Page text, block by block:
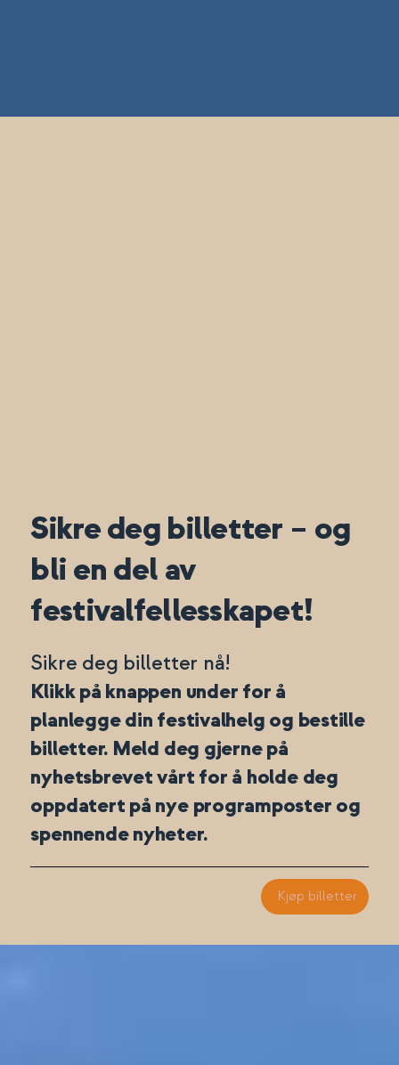
Sikre deg billetter – og
bli en del av
festivalfellesskapet!
Sikre deg billetter nå!
Klikk på knappen under for å
planlegge din festivalhelg og bestille
billetter. Meld deg gjerne på
nyhetsbrevet vårt for å holde deg
oppdatert på nye programposter og
spennende nyheter.
Kjøp billetter